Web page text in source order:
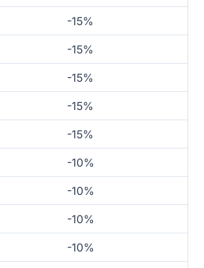
-15%
-15%
-15%
-15%
-15%
-10%
-10%
-10%
-10%